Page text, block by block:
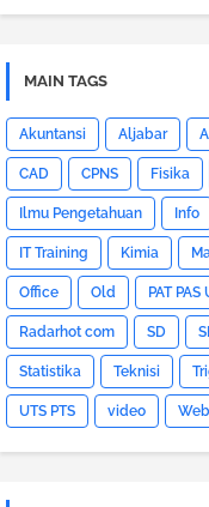
MAIN TAGS
Akuntansi Aljabar
CAD CPNS Fisika
Ilmu Pengetahuan Info
IT Training Kimia
Office Old PAT PAS
Radarhot com SD
Statistika Teknisi
UTS PTS video Web